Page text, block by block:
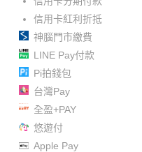
信用卡紅利折抵
神腦門市繳費
LINE Pay付款
Pi拍錢包
台灣Pay
全盈+PAY
悠遊付
Apple Pay